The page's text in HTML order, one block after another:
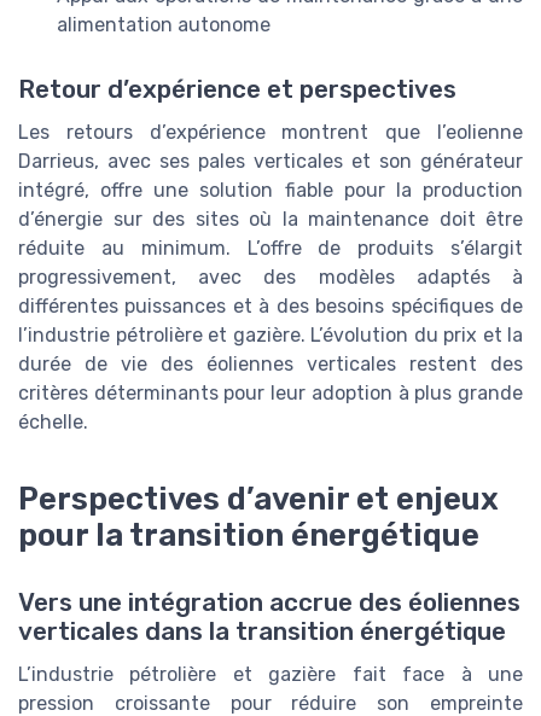
alimentation autonome
Retour d’expérience et perspectives
Les retours d’expérience montrent que l’eolienne
Darrieus, avec ses pales verticales et son générateur
intégré, offre une solution fiable pour la production
d’énergie sur des sites où la maintenance doit être
réduite au minimum. L’offre de produits s’élargit
progressivement, avec des modèles adaptés à
différentes puissances et à des besoins spécifiques de
l’industrie pétrolière et gazière. L’évolution du prix et la
durée de vie des éoliennes verticales restent des
critères déterminants pour leur adoption à plus grande
échelle.
Perspectives d’avenir et enjeux
pour la transition énergétique
Vers une intégration accrue des éoliennes
verticales dans la transition énergétique
L’industrie pétrolière et gazière fait face à une
pression croissante pour réduire son empreinte